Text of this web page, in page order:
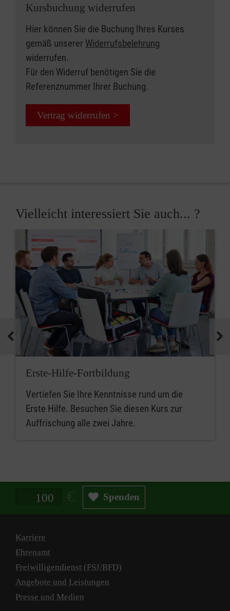
Kursbuchung widerrufen
Hier können Sie die Buchung Ihres Kurses
gemäß unserer Widerrufsbelehrung
widerrufen.
Für den Widerruf benötigen Sie die
Referenznummer Ihrer Buchung.
Vertrag widerrufen >
Vielleicht interessiert Sie auch... ?
Erste-Hilfe-Fortbildung
Vertiefen Sie Ihre Kenntnisse rund um die
Erste Hilfe. Besuchen Sie diesen Kurs zur
Auffrischung alle zwei Jahre.
Spendenbetrag in Euro Spenden
Karriere
Ehrenamt
Freiwilligendienst (FSJ/BFD)
Angebote und Leistungen
Presse und Medien